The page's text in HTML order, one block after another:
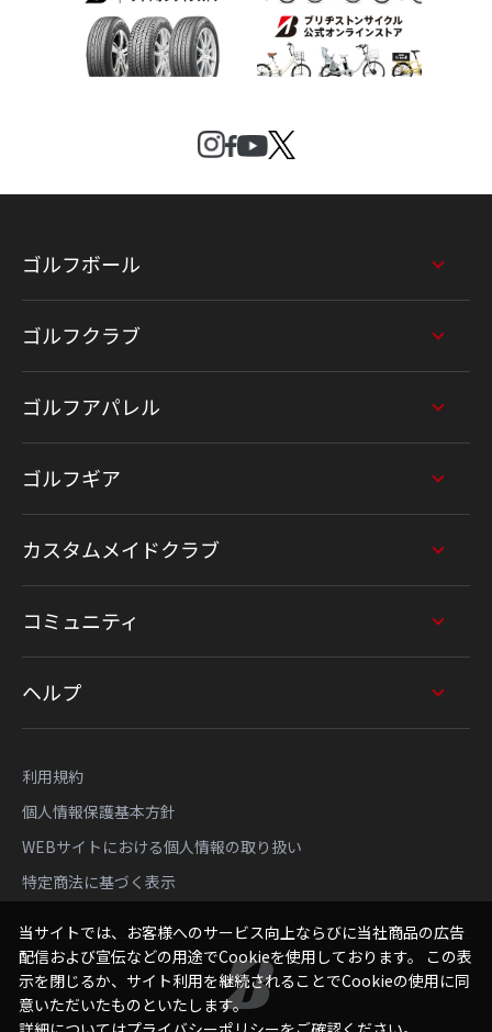
ゴルフボール
ゴルフクラブ
ゴルフアパレル
ゴルフギア
カスタムメイドクラブ
コミュニティ
ヘルプ
利用規約
個人情報保護基本方針
WEBサイトにおける個人情報の取り扱い
特定商法に基づく表示
当サイトでは、お客様へのサービス向上ならびに当社商品の広告
配信および宣伝などの用途でCookieを使用しております。 この表
示を閉じるか、サイト利用を継続されることでCookieの使用に同
意いただいたものといたします。